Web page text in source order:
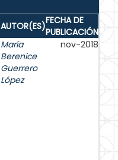
AUTOR(ES)FECHA DE
PUBLICACIÓN
María
Berenice
Guerrero
López
nov-2018